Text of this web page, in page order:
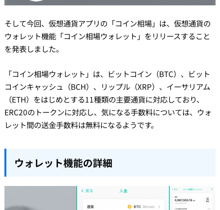
そして今回、仮想通貨アプリの「コイン相場」は、仮想通貨の
ウォレット機能「コイン相場ウォレット」をリリースすること
を発表しました。
「コイン相場ウォレット」は、ビットコイン（BTC）、ビット
コインキャッシュ（BCH）、リップル（XRP）、イーサリアム
（ETH）をはじめとする11種類の主要通貨に対応しており、
ERC20のトークンに対応し、気になる手数料については、ウォ
レット間の送金手数料は無料になるようです。
ウォレット機能の詳細